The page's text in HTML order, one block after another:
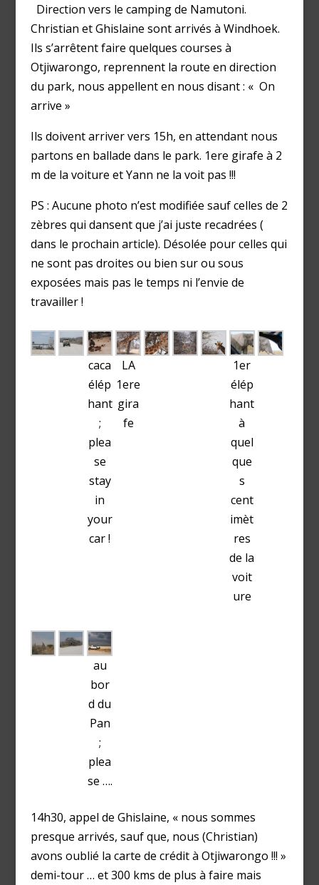
Direction vers le camping de Namutoni.
Christian et Ghislaine sont arrivés à Windhoek.
Ils s’arrêtent faire quelques courses à
Otjiwarongo, reprennent la route en direction
du park, nous appellent en nous disant : « On
arrive »
Ils doivent arriver vers 15h, en attendant nous
partons en ballade dans le park. 1ere girafe à 2
m de la voiture et Yann ne la voit pas !!!
PS : Aucune photo n’est modifiée sauf celles de 2
zèbres qui dansent que j’ai juste recadrées (
dans le prochain article). Désolée pour celles qui
ne sont pas droites ou bien sur ou sous
exposées mais pas le temps ni l’envie de
travailler !
caca
élép
hant
;
plea
se
stay
in
your
car !
LA
1ere
gira
fe
1er
élép
hant
à
quel
que
s
cent
imèt
res
de la
voit
ure
au
bor
d du
Pan
;
plea
se ….
14h30, appel de Ghislaine, « nous sommes
presque arrivés, sauf que, nous (Christian)
avons oublié la carte de crédit à Otjiwarongo !!! »
demi-tour … et 300 kms de plus à faire mais